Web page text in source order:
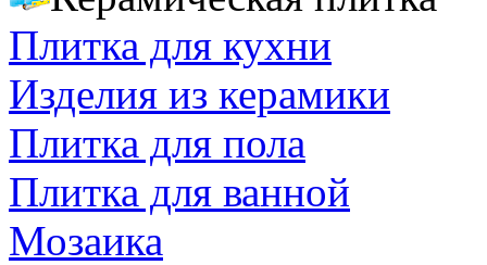
Плитка для кухни
Изделия из керамики
Плитка для пола
Плитка для ванной
Мозаика